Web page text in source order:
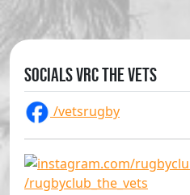
Socials VRC The Vets
/vetsrugby
/rugbyclub_the_vets